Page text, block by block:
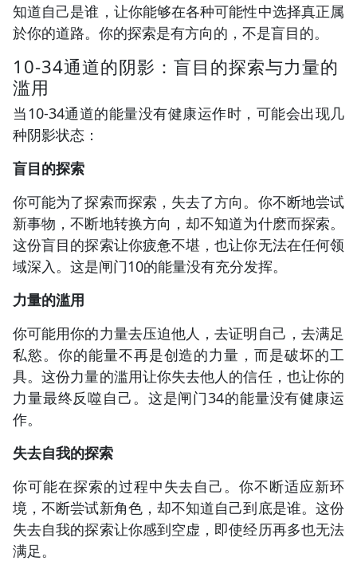
知道自己是谁，让你能够在各种可能性中选择真正属
於你的道路。你的探索是有方向的，不是盲目的。
10-34通道的阴影：盲目的探索与力量的
滥用
当10-34通道的能量没有健康运作时，可能会出现几
种阴影状态：
盲目的探索
你可能为了探索而探索，失去了方向。你不断地尝试
新事物，不断地转换方向，却不知道为什麽而探索。
这份盲目的探索让你疲惫不堪，也让你无法在任何领
域深入。这是闸门10的能量没有充分发挥。
力量的滥用
你可能用你的力量去压迫他人，去证明自己，去满足
私慾。你的能量不再是创造的力量，而是破坏的工
具。这份力量的滥用让你失去他人的信任，也让你的
力量最终反噬自己。这是闸门34的能量没有健康运
作。
失去自我的探索
你可能在探索的过程中失去自己。你不断适应新环
境，不断尝试新角色，却不知道自己到底是谁。这份
失去自我的探索让你感到空虚，即使经历再多也无法
满足。